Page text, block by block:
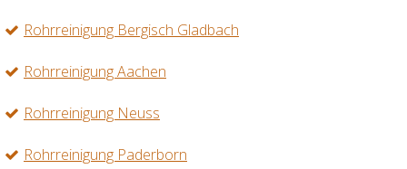
Rohrreinigung Bergisch Gladbach
Rohrreinigung Aachen
Rohrreinigung Neuss
Rohrreinigung Paderborn